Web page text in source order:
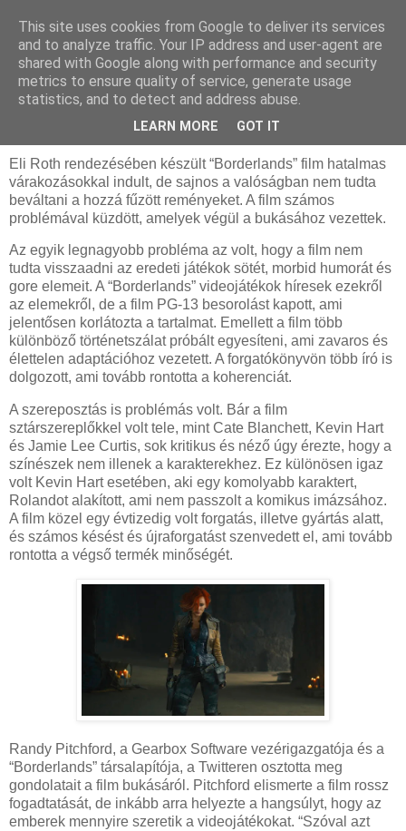
2024. augusztus 13., kedd
Miért lett bukás a Borderlands film?
Eli Roth rendezésében készült “Borderlands” film hatalmas
várakozásokkal indult, de sajnos a valóságban nem tudta
beváltani a hozzá fűzött reményeket. A film számos
problémával küzdött, amelyek végül a bukásához vezettek.
Az egyik legnagyobb probléma az volt, hogy a film nem
tudta visszaadni az eredeti játékok sötét, morbid humorát és
gore elemeit. A “Borderlands” videojátékok híresek ezekről
az elemekről, de a film PG-13 besorolást kapott, ami
jelentősen korlátozta a tartalmat. Emellett a film több
különböző történetszálat próbált egyesíteni, ami zavaros és
élettelen adaptációhoz vezetett. A forgatókönyvön több író is
dolgozott, ami tovább rontotta a koherenciát.
A szereposztás is problémás volt. Bár a film
sztárszereplőkkel volt tele, mint Cate Blanchett, Kevin Hart
és Jamie Lee Curtis, sok kritikus és néző úgy érezte, hogy a
színészek nem illenek a karakterekhez. Ez különösen igaz
volt Kevin Hart esetében, aki egy komolyabb karaktert,
Rolandot alakított, ami nem passzolt a komikus imázsához.
A film közel egy évtizedig volt forgatás, illetve gyártás alatt,
és számos késést és újraforgatást szenvedett el, ami tovább
rontotta a végső termék minőségét.
Randy Pitchford, a Gearbox Software vezérigazgatója és a
“Borderlands” társalapítója, a Twitteren osztotta meg
gondolatait a film bukásáról. Pitchford elismerte a film rossz
fogadtatását, de inkább arra helyezte a hangsúlyt, hogy az
emberek mennyire szeretik a videojátékokat. “Szóval azt
This site uses cookies from Google to deliver its services
and to analyze traffic. Your IP address and user-agent are
shared with Google along with performance and security
metrics to ensure quality of service, generate usage
statistics, and to detect and address abuse.
LEARN MORE GOT IT